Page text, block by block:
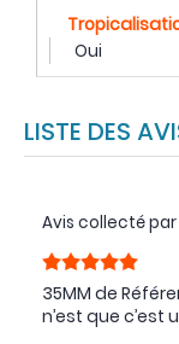
Oui
LISTE DES
Avis collecté
35MM de
n’est que c’est